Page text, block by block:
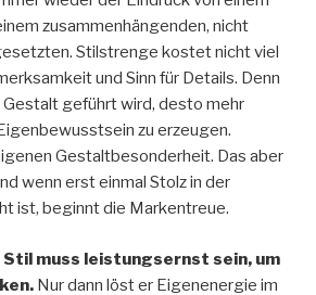
zusammenhängenden, nicht
Stilstrenge kostet nicht viel
und Sinn für Details. Denn
geführt wird, desto mehr
zu erzeugen.
Gestaltbesonderheit. Das aber
wenn erst einmal Stolz in der
ist, beginnt die Markentreue.
Stil muss leistungsernst sein, um
Nur dann löst er Eigenenergie im